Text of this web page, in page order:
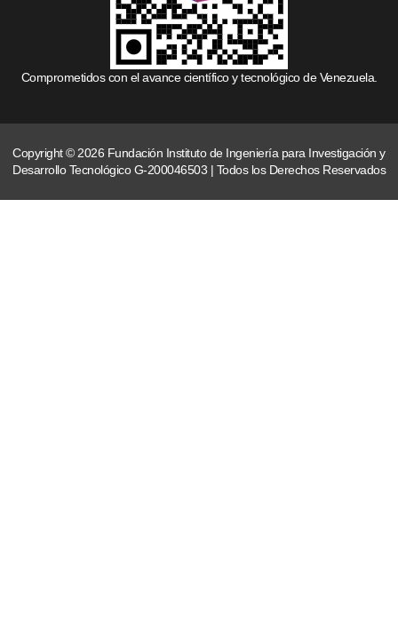
Comprometidos con el avance científico y tecnológico de Venezuela.
Copyright © 2026 Fundación Instituto de Ingeniería para Investigación y
Desarrollo Tecnológico G-200046503 | Todos los Derechos Reservados